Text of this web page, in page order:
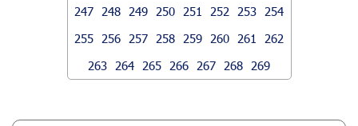
247
248 249 250 251 252 253
254
255
256 257 258 259 260 261
262
263
264 265 266 267 268 269